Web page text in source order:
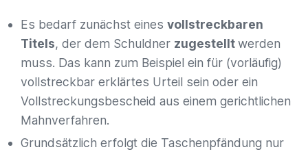
Es bedarf zunächst eines vollstreckbaren
Titels, der dem Schuldner zugestelltwerden
muss. Das kann zum Beispiel ein für (vorläufig)
vollstreckbar erklärtes Urteil sein oder ein
Vollstreckungsbescheid aus einem gerichtlichen
Mahnverfahren.
Grundsätzlich erfolgt die Taschenpfändung nur